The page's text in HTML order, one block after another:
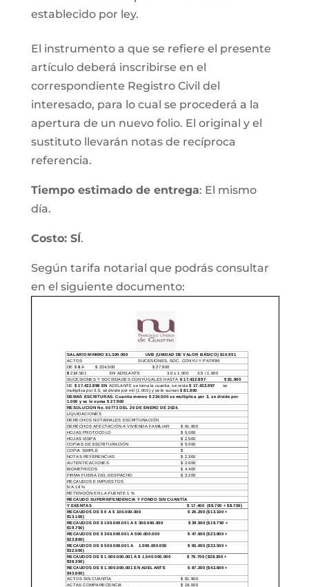
establecido por ley.
El instrumento a que se refiere el presente
artículo deberá inscribirse en el
correspondiente Registro Civil del
interesado, para lo cual se procederá a la
apertura de un nuevo folio. El original y el
sustituto llevarán notas de recíproca
referencia.
Tiempo estimado de entrega: El mismo
día.
Costo: SÍ.
Según tarifa notarial que podrás consultar
en el siguiente documento: